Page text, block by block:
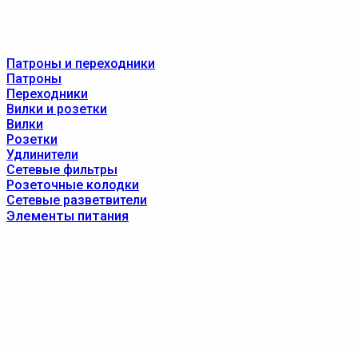
Патроны и переходники
Патроны
Переходники
Вилки и розетки
Вилки
Розетки
Удлинители
Сетевые фильтры
Розеточные колодки
Сетевые разветвители
Элементы питания